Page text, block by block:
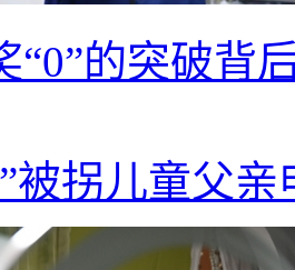
“0”的突破背
被拐儿童父